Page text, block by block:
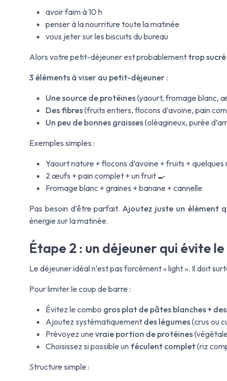
avoir faim à 10 h
penser à la nourriture toute la matinée
vous jeter sur les biscuits du bureau
Alors votre petit-déjeuner est probablement trop sucré
3 éléments à viser au petit-déjeuner :
Une source de protéines(yaourt, fromage blanc,
Des fibres(fruits entiers, flocons d’avoine, pain
Un peu de bonnes graisses(oléagineux, purée
Exemples simples :
Yaourt nature + flocons d’avoine + fruits + quelques
2 œufs + pain complet + un fruit 🍳
Fromage blanc + graines + banane + cannelle
Pas besoin d’être parfait. Ajoutez juste un élément
énergie sur la matinée.
Étape 2 : un déjeuner qui évite
Le déjeuner idéal n’est pas forcément « light ». Il doit
Pour limiter le coup de barre :
Évitez le combo gros plat de pâtes blanches +
Ajoutez systématiquement des légumes(crus ou
Prévoyez une vraie portion de protéines
Choisissez si possible un féculent complet(riz
Structure simple :